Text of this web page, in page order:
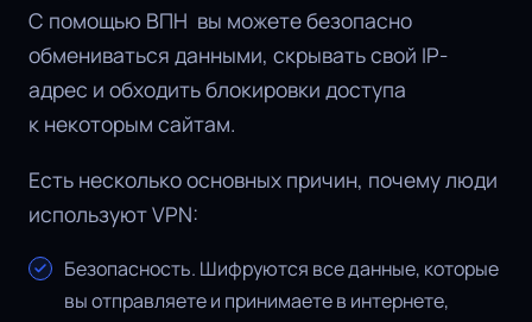
С помощью ВПН вы можете безопасно
обмениваться данными, скрывать свой IP-
адрес и обходить блокировки доступа
к некоторым сайтам.
Есть несколько основных причин, почему люди
используют VPN:
Безопасность. Шифруются все данные, которые
вы отправляете и принимаете в интернете,